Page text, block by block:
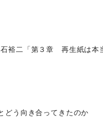
石裕二「第３章 再生紙は
う向き合ってきたのか